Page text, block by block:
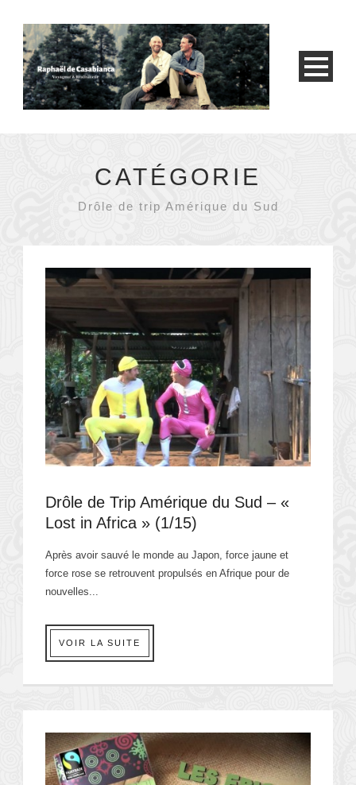
CATÉGORIE
Drôle de trip Amérique du Sud
Drôle de Trip Amérique du Sud – «
Lost in Africa » (1/15)
Après avoir sauvé le monde au Japon, force jaune et
force rose se retrouvent propulsés en Afrique pour de
nouvelles...
VOIR LA SUITE